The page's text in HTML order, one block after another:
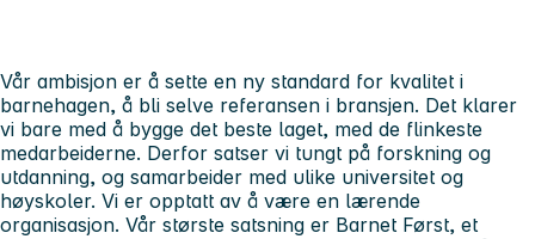
Vår ambisjon er å sette en ny standard for kvalitet i
barnehagen, å bli selve referansen i bransjen. Det klarer
vi bare med å bygge det beste laget, med de flinkeste
medarbeiderne. Derfor satser vi tungt på forskning og
utdanning, og samarbeider med ulike universitet og
høyskoler. Vi er opptatt av å være en lærende
organisasjon. Vår største satsning er Barnet Først, et